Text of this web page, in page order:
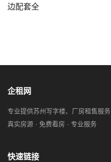
边配套全
企租网
专业提供苏州写字楼、厂房租售服务
真实房源 · 免费看房 · 专业服务
快速链接